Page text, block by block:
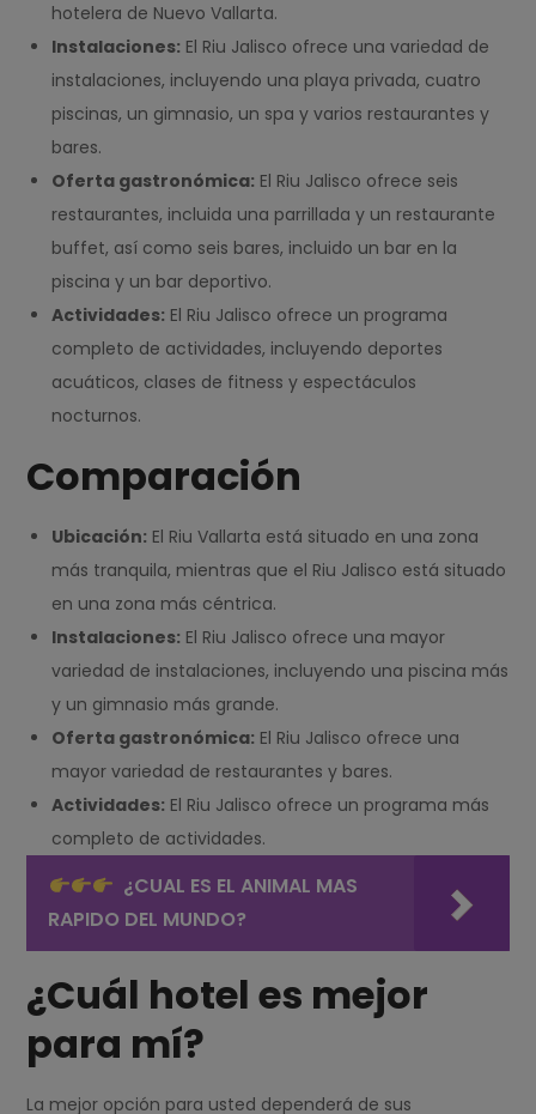
hotelera de Nuevo Vallarta.
Instalaciones: El Riu Jalisco ofrece una variedad de
instalaciones, incluyendo una playa privada, cuatro
piscinas, un gimnasio, un spa y varios restaurantes y
bares.
Oferta gastronómica: El Riu Jalisco ofrece seis
restaurantes, incluida una parrillada y un restaurante
buffet, así como seis bares, incluido un bar en la
piscina y un bar deportivo.
Actividades: El Riu Jalisco ofrece un programa
completo de actividades, incluyendo deportes
acuáticos, clases de fitness y espectáculos
nocturnos.
Comparación
Ubicación: El Riu Vallarta está situado en una zona
más tranquila, mientras que el Riu Jalisco está situado
en una zona más céntrica.
Instalaciones: El Riu Jalisco ofrece una mayor
variedad de instalaciones, incluyendo una piscina más
y un gimnasio más grande.
Oferta gastronómica: El Riu Jalisco ofrece una
mayor variedad de restaurantes y bares.
Actividades: El Riu Jalisco ofrece un programa más
completo de actividades.
¿CUAL ES EL ANIMAL MAS
RAPIDO DEL MUNDO?
¿Cuál hotel es mejor
para mí?
La mejor opción para usted dependerá de sus